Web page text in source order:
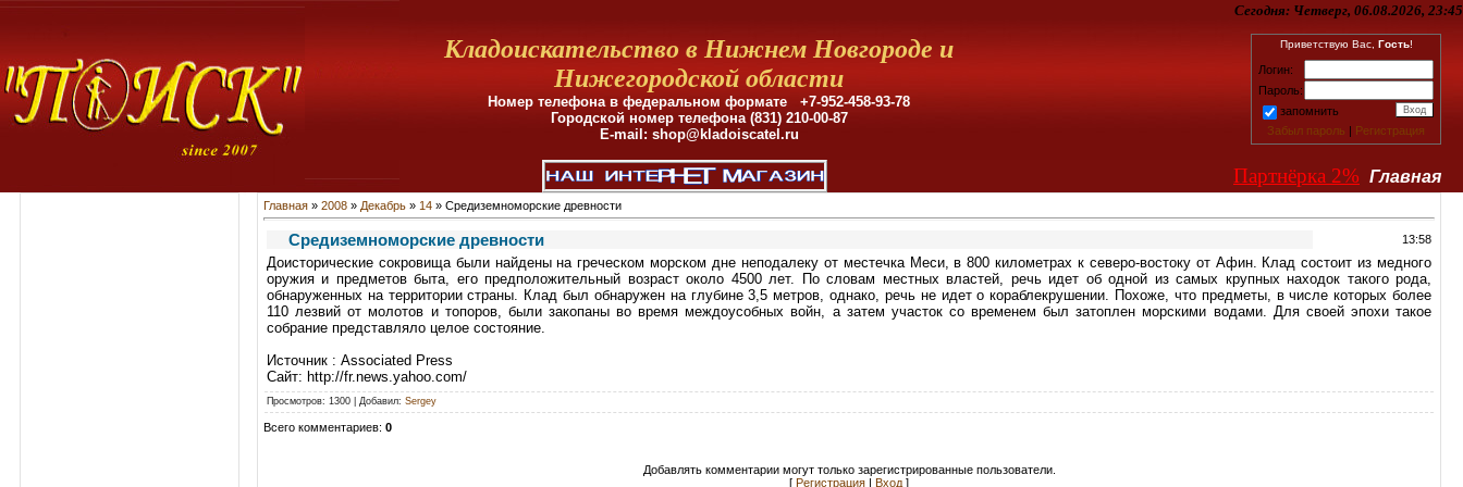
Сегодня: Четверг, 06.08.2026, 23:45
Кладоискательство в Нижнем Новгороде и
Нижегородской области
Номер телефона в федеральном формате +7-952-458-93-78
Городской номер телефона (831) 210-00-87
E-mail: shop@kladoiscatel.ru
Приветствую Вас, Гость!
Логин:
Пароль:
запомнить
Забыл пароль | Регистрация
Партнёрка 2% Главная
Главная » 2008 » Декабрь » 14 » Средиземноморские древности
Средиземноморские древности 13:58
Доисторические сокровища были найдены на греческом морском дне неподалеку от местечка Меси, в 800 километрах к северо-востоку от Афин. Клад состоит из медного
оружия и предметов быта, его предположительный возраст около 4500 лет. По словам местных властей, речь идет об одной из самых крупных находок такого рода,
обнаруженных на территории страны. Клад был обнаружен на глубине 3,5 метров, однако, речь не идет о кораблекрушении. Похоже, что предметы, в числе которых более
110 лезвий от молотов и топоров, были закопаны во время междоусобных войн, а затем участок со временем был затоплен морскими водами. Для своей эпохи такое
собрание представляло целое состояние.
Источник : Associated Press
Сайт: http://fr.news.yahoo.com/
Просмотров: 1300 | Добавил: Sergey
Всего комментариев: 0
Добавлять комментарии могут только зарегистрированные пользователи.
[ Регистрация | Вход ]